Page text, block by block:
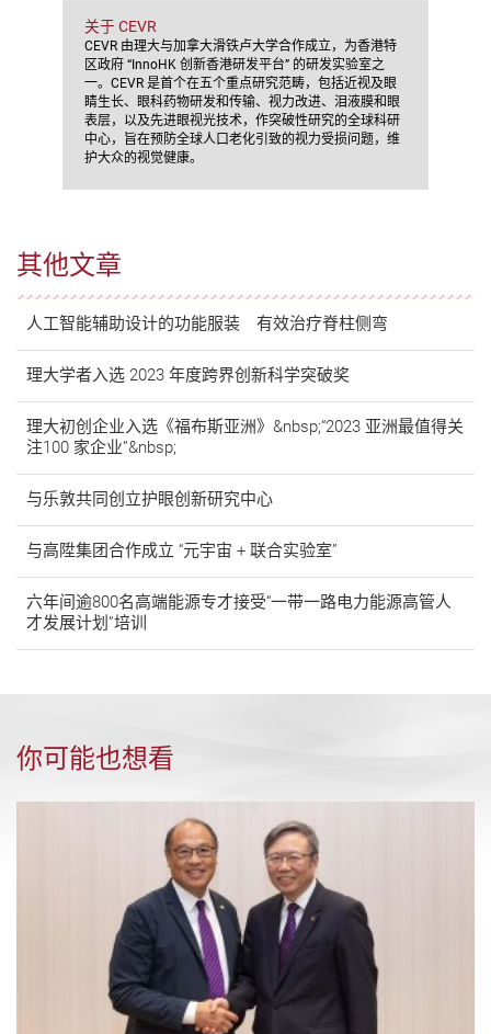
其他文章
人工智能辅助设计的功能服装 有效治疗脊柱侧弯
理大学者入选 2023 年度跨界创新科学突破奖
理大初创企业入选《福布斯亚洲》&nbsp;“2023 亚洲最值得关
注100 家企业”&nbsp;
与乐敦共同创立护眼创新研究中心
与高陞集团合作成立 “元宇宙 + 联合实验室”
六年间逾800名高端能源专才接受“一带一路电力能源高管人
才发展计划”培训
关于 CEVR
CEVR 由理大与加拿大滑铁卢大学合作成立，为香港特
区政府 “InnoHK 创新香港研发平台” 的研发实验室之
一。CEVR 是首个在五个重点研究范畴，包括近视及眼
睛生长、眼科药物研发和传输、视力改进、泪液膜和眼
表层，以及先进眼视光技术，作突破性研究的全球科研
中心，旨在预防全球人口老化引致的视力受损问题，维
护大众的视觉健康。
你可能也想看